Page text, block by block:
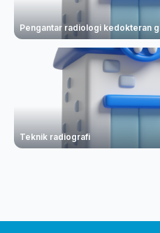
Pengantar radiologi kedokteran
Teknik radiografi